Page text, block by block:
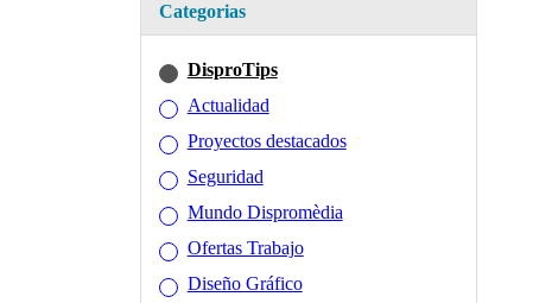
Categorias
DisproTips
Actualidad
Proyectos destacados
Seguridad
Mundo Dispromèdia
Ofertas Trabajo
Diseño Gráfico